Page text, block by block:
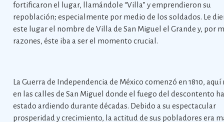
fortificaron el lugar, llamándole “Villa” y emprendieron su
repoblación; especialmente por medio de los soldados. Le
este lugar el nombre de Villa de San Miguel el Grande y, por
razones, éste iba a ser el momento crucial.
La Guerra de Independencia de México comenzó en 1810,
en las calles de San Miguel donde el fuego del descontento
estado ardiendo durante décadas. Debido a su espectacular
prosperidad y crecimiento, la actitud de sus pobladores era